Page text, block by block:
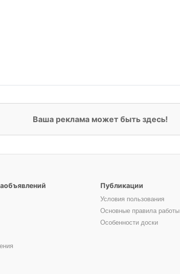
Ваша реклама может быть здесь!
Публикации
Условия пользования
Основные правила работы
Особенности доски